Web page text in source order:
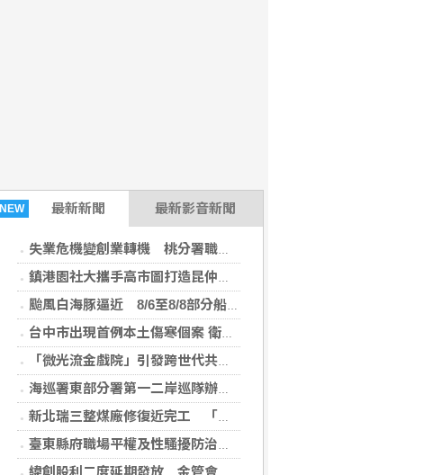
NEW 最新新聞 最新影音新聞
失業危機變創業轉機 桃分署職訓助紡織廠基層員工逆轉成老闆
鎮港園社大攜手高市圖打造昆仲公園閱讀基地 老宿舍變身生活實驗室
颱風白海豚逼近 8/6至8/8部分船班異動
台中市出現首例本土傷寒個案 衛生局籲落實勤洗手
「微光流金戲院」引發跨世代共鳴 觀眾感動落淚、攜友重遊
海巡署東部分署第一二岸巡隊辦理父親節親子活動 凝聚團隊向心力
新北瑞三整煤廠修復近完工 「三鐵」串聯礦業文化
臺東縣府職場平權及性騷擾防治研習 120位企業與機關代表齊聚
緯創股利二度延期發放 金管會要查了
(台北市政府2026-08-06 16:59:00)